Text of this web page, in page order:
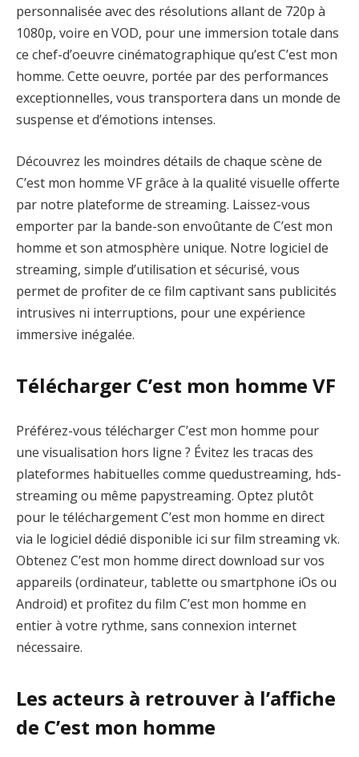
personnalisée avec des résolutions allant de 720p à
1080p, voire en VOD, pour une immersion totale dans
ce chef-d’oeuvre cinématographique qu’est C’est mon
homme. Cette oeuvre, portée par des performances
exceptionnelles, vous transportera dans un monde de
suspense et d’émotions intenses.
Découvrez les moindres détails de chaque scène de
C’est mon homme VF grâce à la qualité visuelle offerte
par notre plateforme de streaming. Laissez-vous
emporter par la bande-son envoûtante de C’est mon
homme et son atmosphère unique. Notre logiciel de
streaming, simple d’utilisation et sécurisé, vous
permet de profiter de ce film captivant sans publicités
intrusives ni interruptions, pour une expérience
immersive inégalée.
Télécharger C’est mon homme VF
Préférez-vous télécharger C’est mon homme pour
une visualisation hors ligne ? Évitez les tracas des
plateformes habituelles comme quedustreaming, hds-
streaming ou même papystreaming. Optez plutôt
pour le téléchargement C’est mon homme en direct
via le logiciel dédié disponible ici sur film streaming vk.
Obtenez C’est mon homme direct download sur vos
appareils (ordinateur, tablette ou smartphone iOs ou
Android) et profitez du film C’est mon homme en
entier à votre rythme, sans connexion internet
nécessaire.
Les acteurs à retrouver à l’affiche
de C’est mon homme